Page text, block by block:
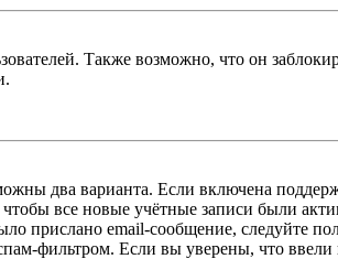
Также возможно, что он
два варианта. Если включена
все новые учётные записи были
прислано email-сообщение, следуйте
фильтром. Если вы уверены, что ввели